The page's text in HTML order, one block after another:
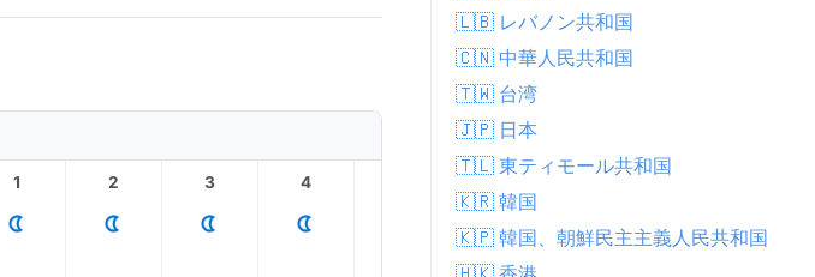
1 2 3 4
🇱🇧 レバノン共和国
🇨🇳 中華人民共和国
🇹🇼 台湾
🇯🇵 日本
🇹🇱 東ティモール共和国
🇰🇷 韓国
🇰🇵 韓国、朝鮮民主主義人民共和国